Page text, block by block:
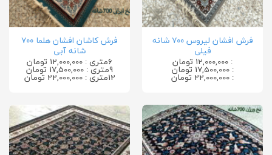
فرش افشان لیروس ۷۰۰ شانه
فیلی
: 12,000,000 تومان
: 17,500,000 تومان
: 22,000,000 تومان
فرش کاشان افشان هلما ۷۰۰
شانه آبی
6متری : 12,000,000 تومان
9متری : 17,500,000 تومان
12متری : 22,000,000 تومان